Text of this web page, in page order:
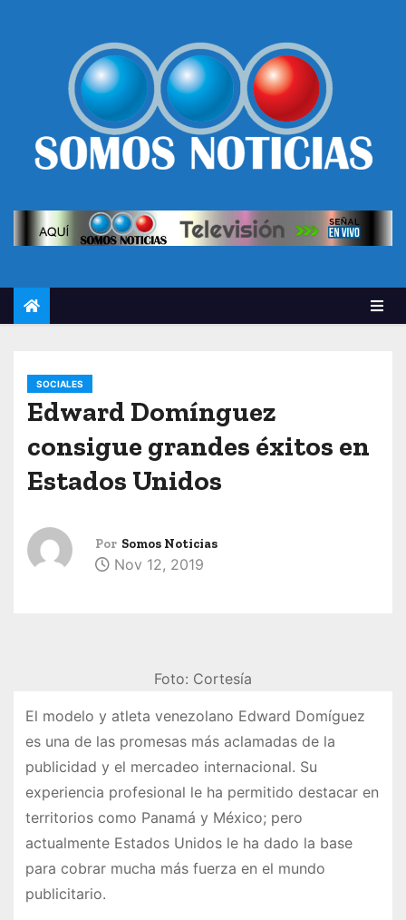
SOCIALES
Edward Domínguez
consigue grandes éxitos en
Estados Unidos
Por Somos Noticias
Nov 12, 2019
Foto: Cortesía
El modelo y atleta venezolano Edward Domíguez
es una de las promesas más aclamadas de la
publicidad y el mercadeo internacional. Su
experiencia profesional le ha permitido destacar en
territorios como Panamá y México; pero
actualmente Estados Unidos le ha dado la base
para cobrar mucha más fuerza en el mundo
publicitario.